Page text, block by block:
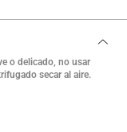
o delicado, no usar
secar al aire.